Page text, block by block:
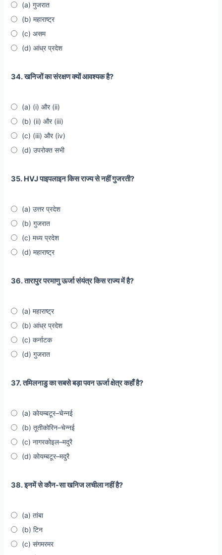
(a) गुजरात
(b) महाराष्ट्र
(c) असम
(d) आंध्र प्रदेश
34. खनिजों का संरक्षण क्यों आवश्यक है?
(a) (i) और (ii)
(b) (ii) और (iii)
(c) (iii) और (iv)
(d) उपरोक्त सभी
35. HVJ पाइपलाइन किस राज्य से नहीं गुजरती?
(a) उत्तर प्रदेश
(b) गुजरात
(c) मध्य प्रदेश
(d) महाराष्ट्र
36. तारापुर परमाणु ऊर्जा संयंत्र किस राज्य में है?
(a) महाराष्ट्र
(b) आंध्र प्रदेश
(c) कर्नाटक
(d) गुजरात
37. तमिलनाडु का सबसे बड़ा पवन ऊर्जा क्षेत्र कहाँ है?
(a) कोयम्बटूर–चेन्नई
(b) तूतीकोरिन–चेन्नई
(c) नागरकोइल–मदुरै
(d) कोयम्बटूर–मदुरै
38. इनमें से कौन-सा खनिज लचीला नहीं है?
(a) तांबा
(b) टिन
(c) संगमरमर